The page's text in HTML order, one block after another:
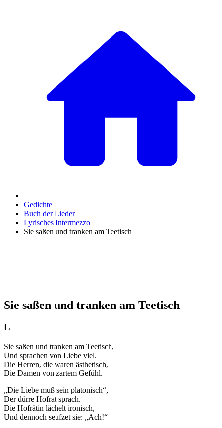
Gedichte
Buch der Lieder
Lyrisches Intermezzo
Sie saßen und tranken am Teetisch
Sie saßen und tranken am Teetisch
L
Sie saßen und tranken am Teetisch,
Und sprachen von Liebe viel.
Die Herren, die waren ästhetisch,
Die Damen von zartem Gefühl.
„Die Liebe muß sein platonisch“,
Der dürre Hofrat sprach.
Die Hofrätin lächelt ironisch,
Und dennoch seufzet sie: „Ach!“